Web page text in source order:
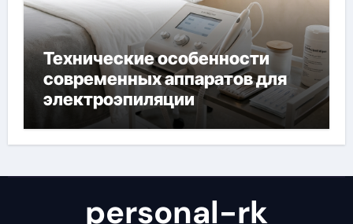
Технические особенности
современных аппаратов для
электроэпиляции
personal-rk